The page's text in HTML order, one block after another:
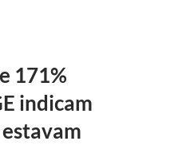
171%
indicam